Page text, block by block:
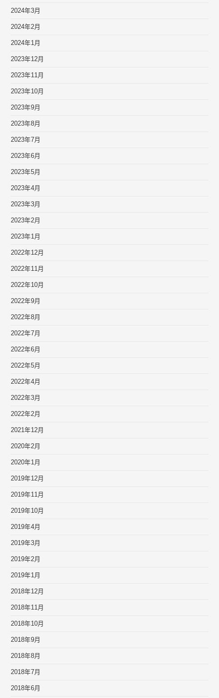
2024年3月
2024年2月
2024年1月
2023年12月
2023年11月
2023年10月
2023年9月
2023年8月
2023年7月
2023年6月
2023年5月
2023年4月
2023年3月
2023年2月
2023年1月
2022年12月
2022年11月
2022年10月
2022年9月
2022年8月
2022年7月
2022年6月
2022年5月
2022年4月
2022年3月
2022年2月
2021年12月
2020年2月
2020年1月
2019年12月
2019年11月
2019年10月
2019年4月
2019年3月
2019年2月
2019年1月
2018年12月
2018年11月
2018年10月
2018年9月
2018年8月
2018年7月
2018年6月